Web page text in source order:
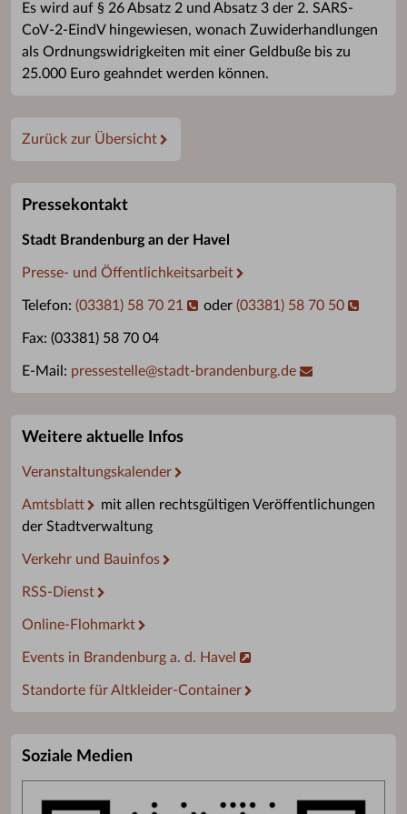
Es wird auf § 26 Absatz 2 und Absatz 3 der 2. SARS-
CoV-2-EindV hingewiesen, wonach Zuwiderhandlungen
als Ordnungswidrigkeiten mit einer Geldbuße bis zu
25.000 Euro geahndet werden können.
Zurück zur Übersicht
Pressekontakt
Stadt Brandenburg an der Havel
Presse- und Öffentlichkeitsarbeit
Telefon: (03381) 58 70 21 oder (03381) 58 70 50
Fax: (03381) 58 70 04
E-Mail: pressestelle@stadt-brandenburg.de
Weitere aktuelle Infos
Veranstaltungskalender
Amtsblatt
mit allen rechtsgültigen Veröffentlichungen
der Stadtverwaltung
Verkehr und Bauinfos
RSS-Dienst
Online-Flohmarkt
Events in Brandenburg a. d. Havel
Standorte für Altkleider-Container
Soziale Medien